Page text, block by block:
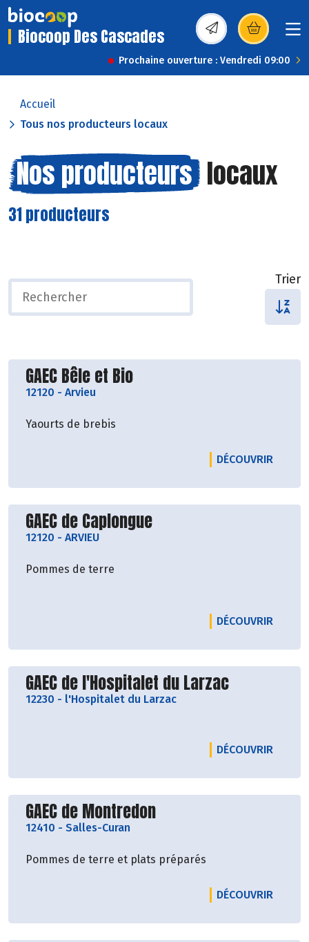
Biocoop Des Cascades (s’ouvre dans une
Prochaine ouverture : Vendredi 09:00
Accueil
Tous nos producteurs locaux
Nos producteurs locaux
31 producteurs
Trier
Découvrir le producteur
GAEC Bêle et Bio
12120 - Arvieu
Yaourts de brebis
DÉCOUVRIR
Découvrir le producteur
GAEC de Caplongue
12120 - ARVIEU
Pommes de terre
DÉCOUVRIR
Découvrir le producteur
GAEC de l'Hospitalet du Larzac
12230 - l'Hospitalet du Larzac
DÉCOUVRIR
Découvrir le producteur
GAEC de Montredon
12410 - Salles-Curan
Pommes de terre et plats préparés
DÉCOUVRIR